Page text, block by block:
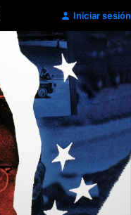
Iniciar sesión